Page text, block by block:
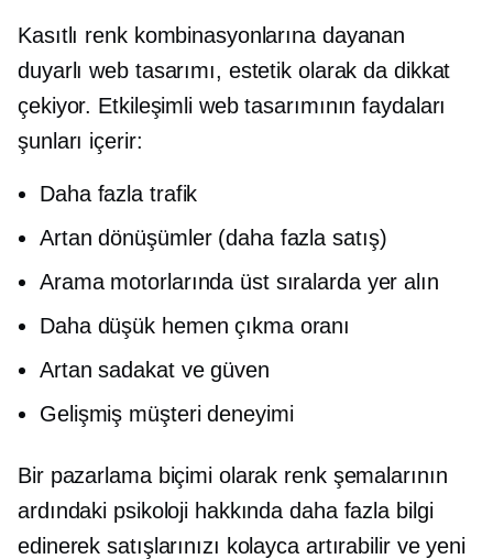
Kasıtlı renk kombinasyonlarına dayanan
duyarlı web tasarımı, estetik olarak da dikkat
çekiyor. Etkileşimli web tasarımının faydaları
şunları içerir:
Daha fazla trafik
Artan dönüşümler (daha fazla satış)
Arama motorlarında üst sıralarda yer alın
Daha düşük hemen çıkma oranı
Artan sadakat ve güven
Gelişmiş müşteri deneyimi
Bir pazarlama biçimi olarak renk şemalarının
ardındaki psikoloji hakkında daha fazla bilgi
edinerek satışlarınızı kolayca artırabilir ve yeni